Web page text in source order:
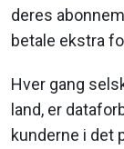
deres
betale ekstra
Hver gang
land, er
kunderne i det